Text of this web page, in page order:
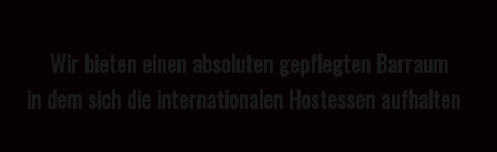
Wir bieten einen absoluten gepflegten Barraum
in dem sich die internationalen Hostessen aufhalten